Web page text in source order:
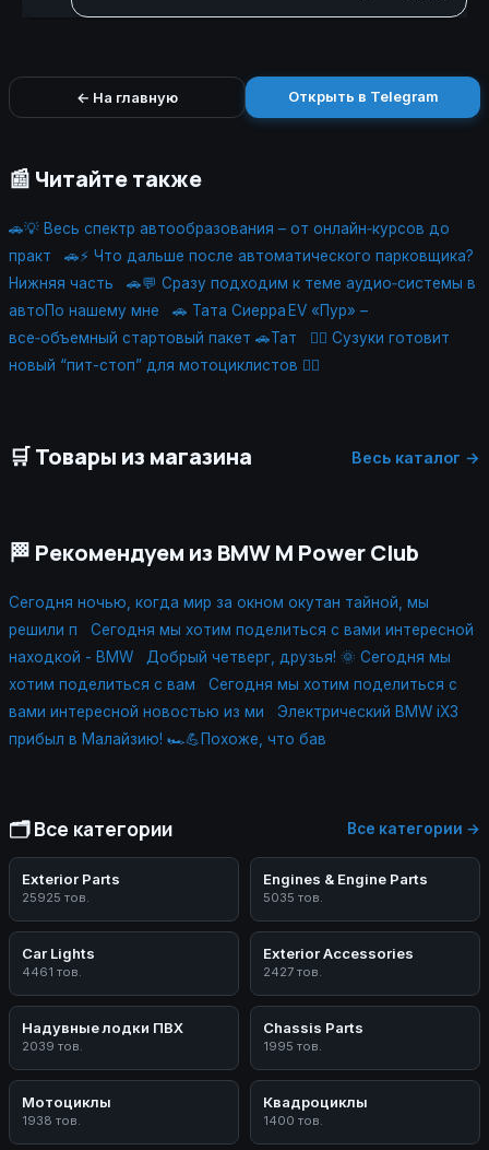
← На главную Открыть в Telegram
📰 Читайте также
🚗💡 Весь спектр автообразования – от онлайн‑курсов до
практ
🚗⚡ Что дальше после автоматического парковщика?
Нижняя часть
🚗💬 Сразу подходим к теме аудио‑системы в
автоПо нашему мне
🚗 Тата Сиерра EV «Пур» –
все‑объемный стартовый пакет 🚗Тат
🚵‍♀️ Сузуки готовит
новый “пит-стоп” для мотоциклистов 🚵‍♂
🛒 Товары из магазина Весь каталог →
🏁 Рекомендуем из BMW M Power Club
Сегодня ночью, когда мир за окном окутан тайной, мы
решили п
Сегодня мы хотим поделиться с вами интересной
находкой - BMW
Добрый четверг, друзья! 🌞 Сегодня мы
хотим поделиться с вам
Сегодня мы хотим поделиться с
вами интересной новостью из ми
Электрический BMW iX3
прибыл в Малайзию! 🏎💪Похоже, что бав
🗂️ Все категории Все категории →
Exterior Parts
25925 тов.
Engines & Engine Parts
5035 тов.
Car Lights
4461 тов.
Exterior Accessories
2427 тов.
Надувные лодки ПВХ
2039 тов.
Chassis Parts
1995 тов.
Мотоциклы
1938 тов.
Квадроциклы
1400 тов.